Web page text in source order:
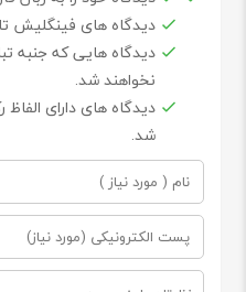
دیدگاه های فینگلیش
دیدگاه هایی که جنبه
نخواهند شد.
دیدگاه های دارای
شد.